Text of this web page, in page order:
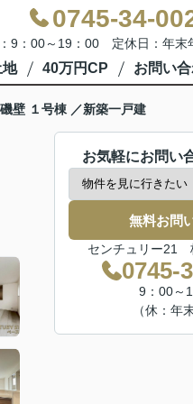
0745-34-
9：00～19：00 定休日：年末
40万円CP お問い
壁 １号棟 ／新築一戸建
お気軽にお問い
無料お問
センチュリー21
0745-
9：00～
（休：年